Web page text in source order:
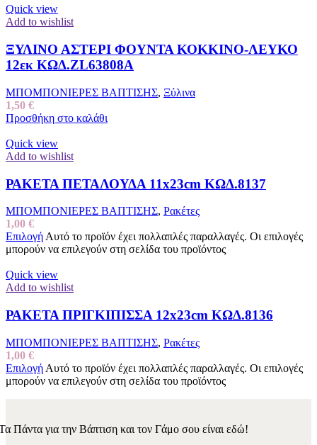
Quick view
Add to wishlist
ΞΥΛΙΝΟ ΑΣΤΕΡΙ ΦΟΥΝΤΑ ΚΟΚΚΙΝΟ-ΛΕΥΚΟ
12εκ ΚΩΔ.ZL63808Α
ΜΠΟΜΠΟΝΙΕΡΕΣ ΒΑΠΤΙΣΗΣ, Ξύλινα
1,50 €
Προσθήκη στο καλάθι
Quick view
Add to wishlist
ΡΑΚΕΤΑ ΠΕΤΑΛΟΥΔΑ 11x23cm ΚΩΔ.8137
ΜΠΟΜΠΟΝΙΕΡΕΣ ΒΑΠΤΙΣΗΣ, Ρακέτες
1,00 €
Επιλογή Αυτό το προϊόν έχει πολλαπλές παραλλαγές. Οι επιλογές
μπορούν να επιλεγούν στη σελίδα του προϊόντος
Quick view
Add to wishlist
ΡΑΚΕΤΑ ΠΡΙΓΚΙΠΙΣΣΑ 12x23cm ΚΩΔ.8136
ΜΠΟΜΠΟΝΙΕΡΕΣ ΒΑΠΤΙΣΗΣ, Ρακέτες
1,00 €
Επιλογή Αυτό το προϊόν έχει πολλαπλές παραλλαγές. Οι επιλογές
μπορούν να επιλεγούν στη σελίδα του προϊόντος
Πάντα για την Βάπτιση και τον Γάμο σου είναι εδώ!